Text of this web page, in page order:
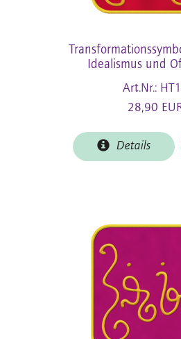
Idealismus und
Art.Nr.:
28,90
Details